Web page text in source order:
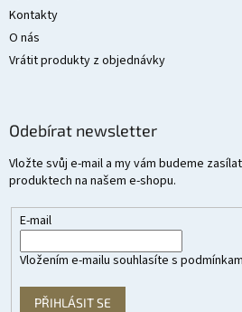
Kontakty
O nás
Vrátit produkty z objednávky
Odebírat newsletter
Vložte svůj e-mail a my vám budeme
produktech na našem e-shopu.
E-mail
Vložením e-mailu souhlasíte s
PŘIHLÁSIT SE